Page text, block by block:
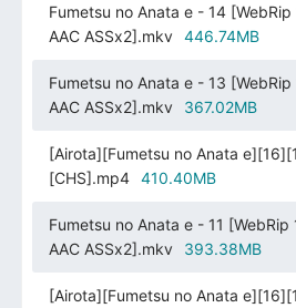
Fumetsu no Anata e - 14
AAC ASSx2].mkv
446.74MB
Fumetsu no Anata e - 13
AAC ASSx2].mkv
367.02MB
[Airota][Fumetsu no Anata
[CHS].mp4
410.40MB
Fumetsu no Anata e - 11
AAC ASSx2].mkv
393.38MB
[Airota][Fumetsu no Anata